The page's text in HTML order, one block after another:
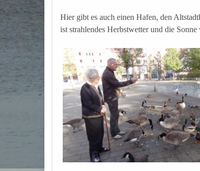
Hier gibt es auch einen Hafen, den
ist strahlendes Herbstwetter und die